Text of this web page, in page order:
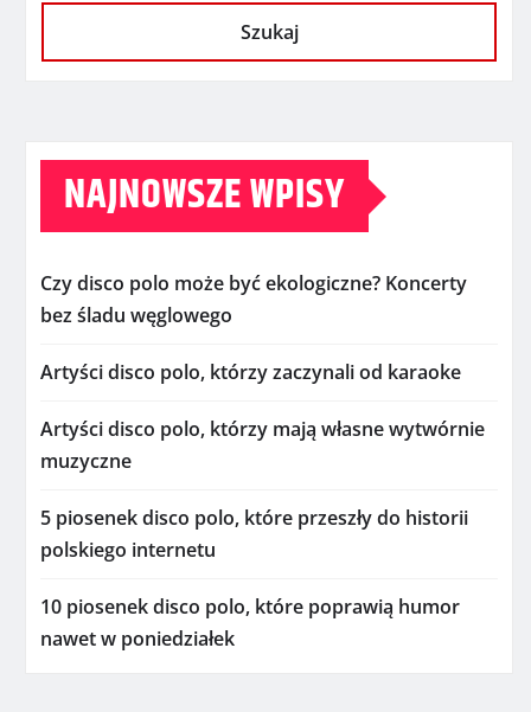
Szukaj
NAJNOWSZE WPISY
Czy disco polo może być ekologiczne? Koncerty
bez śladu węglowego
Artyści disco polo, którzy zaczynali od karaoke
Artyści disco polo, którzy mają własne wytwórnie
muzyczne
5 piosenek disco polo, które przeszły do historii
polskiego internetu
10 piosenek disco polo, które poprawią humor
nawet w poniedziałek